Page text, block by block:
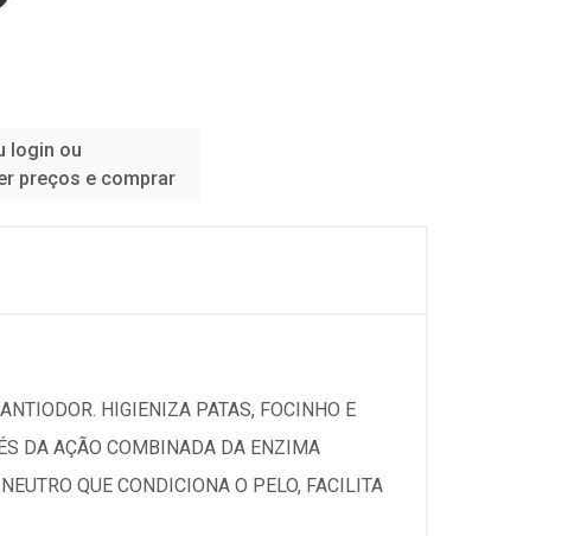
login ou
preços e comprar
HIGIENIZA PATAS, FOCINHO E
DA AÇÃO COMBINADA DA ENZIMA
QUE CONDICIONA O PELO, FACILITA